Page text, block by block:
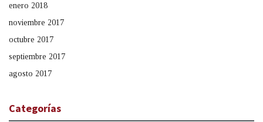
enero 2018
noviembre 2017
octubre 2017
septiembre 2017
agosto 2017
Categorías